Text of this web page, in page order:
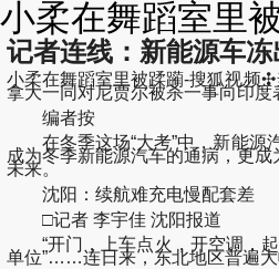
小柔在舞蹈室里
记者连线：新能源车
小柔在舞蹈室里被蹂躏-搜狐视频
拿大一同对尼贾尔被杀一事向印度
编者按
在冬季这场“大考”中，新能源
成为冬季新能源汽车的通病，更
未来。
沈阳：续航难充电慢配套差
□记者 李宇佳 沈阳报道
“开门，上车点火，开空调，起步
单位”……连日来，东北地区普遍大